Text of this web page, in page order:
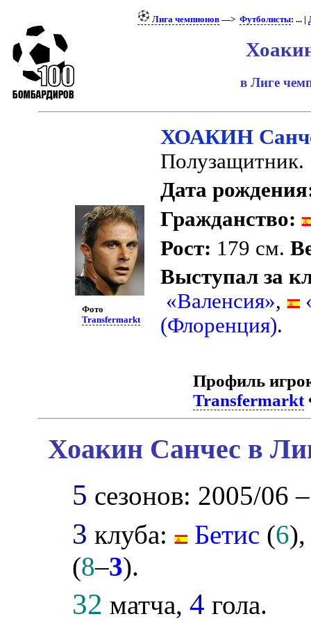
Лига чемпионов —>Футболисты: ... |
в Лиге
Фото
Transfermarkt
ХОАКИН
Полузащитник.
Дата
Гражданство:
Рост: 179 см.
Выступал за
«Валенсия»,
(Флоренция).
Профиль
Transfermarkt
Хоакин Санчес в
5 сезонов: 2005/06
3 клуба: Бетис (6
(8–3).
32 матча,4 гола.